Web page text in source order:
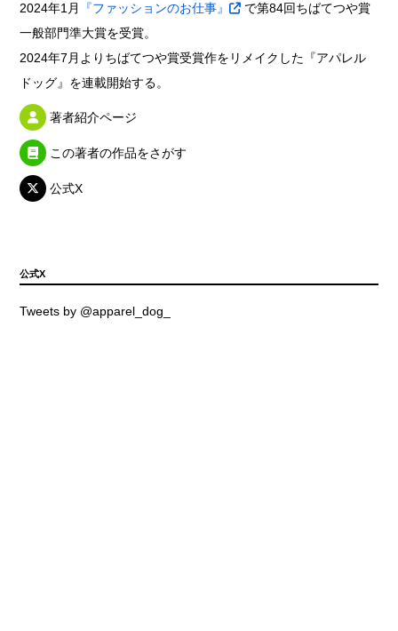
2024年1月
『ファッションのお仕事』
で第84回ちばてつや賞
一般部門準大賞を受賞。
2024年7月よりちばてつや賞受賞作をリメイクした『アパレル
ドッグ』を連載開始する。
著者紹介ページ
この著者の作品をさがす
公式X
公式X
Tweets by @apparel_dog_